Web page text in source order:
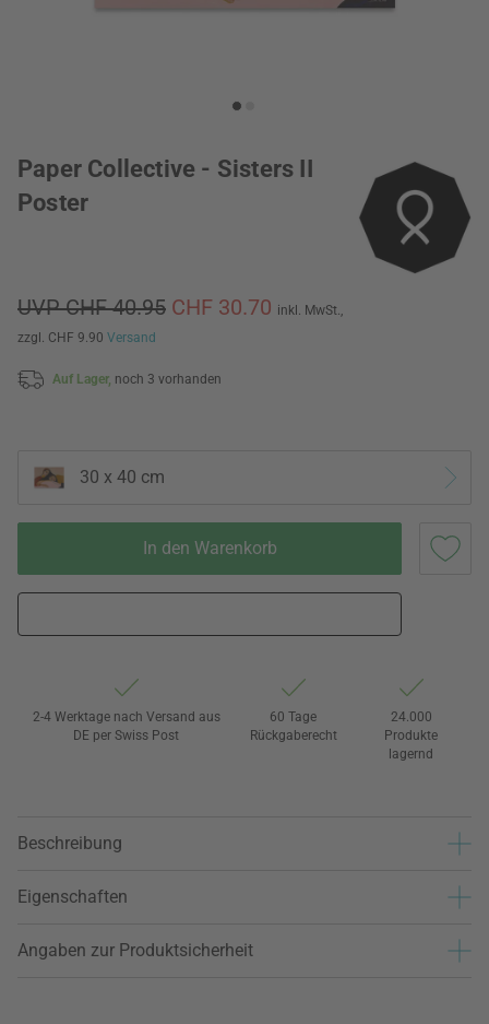
Paper Collective - Sisters II
Poster
UVP CHF 40.95 CHF 30.70 inkl. MwSt.,
zzgl. CHF 9.90 Versand
Auf Lager, noch 3 vorhanden
30 x 40 cm
In den Warenkorb
2-4 Werktage nach Versand aus
DE per Swiss Post
60 Tage
Rückgaberecht
24.000
Produkte
lagernd
Beschreibung
Eigenschaften
Angaben zur Produktsicherheit